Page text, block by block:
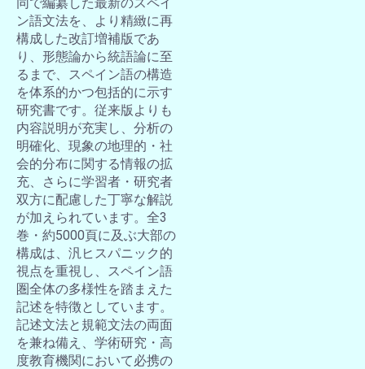
ン語文法を、より精緻に再
構成した改訂増補版であ
り、形態論から統語論に至
るまで、スペイン語の構造
を体系的かつ包括的に示す
研究書です。従来版よりも
内容説明が充実し、分析の
明確化、現象の地理的・社
会的分布に関する情報の拡
充、さらに学習者・研究者
双方に配慮した丁寧な解説
が加えられています。全3
巻・約5000頁に及ぶ大部の
構成は、汎ヒスパニック的
視点を重視し、スペイン語
圏全体の多様性を踏まえた
記述を特徴としています。
記述文法と規範文法の両面
を兼ね備え、学術研究・高
度教育機関において必携の